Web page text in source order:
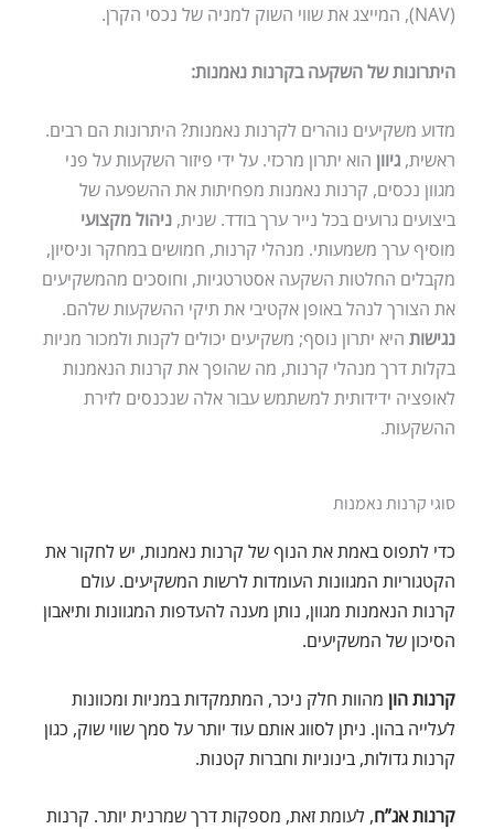
(NAV), המייצג את שווי השוק למניה של נכסי הקרן.
היתרונות של השקעה בקרנות נאמנות:
מדוע משקיעים נוהרים לקרנות נאמנות? היתרונות הם רבים.
ראשית, גיוון הוא יתרון מרכזי. על ידי פיזור השקעות על פני
מגוון נכסים, קרנות נאמנות מפחיתות את ההשפעה של
ביצועים גרועים בכל נייר ערך בודד. שנית, ניהול מקצועי
מוסיף ערך משמעותי. מנהלי קרנות, חמושים במחקר וניסיון,
מקבלים החלטות השקעה אסטרטגיות, וחוסכים מהמשקיעים
את הצורך לנהל באופן אקטיבי את תיקי ההשקעות שלהם.
נגישותהיא יתרון נוסף; משקיעים יכולים לקנות ולמכור מניות
בקלות דרך מנהלי קרנות, מה שהופך את קרנות הנאמנות
לאופציה ידידותית למשתמש עבור אלה שנכנסים לזירת
ההשקעות.
סוגי קרנות נאמנות
כדי לתפוס באמת את הנוף של קרנות נאמנות, יש לחקור את
הקטגוריות המגוונות העומדות לרשות המשקיעים. עולם
קרנות הנאמנות מגוון, נותן מענה להעדפות המגוונות ותיאבון
הסיכון של המשקיעים.
קרנות הוןמהוות חלק ניכר, המתמקדות במניות ומכוונות
לעלייה בהון. ניתן לסווג אותם עוד יותר על סמך שווי שוק, כגון
קרנות גדולות, בינוניות וחברות קטנות.
קרנות אג”ח, לעומת זאת, מספקות דרך שמרנית יותר. קרנות